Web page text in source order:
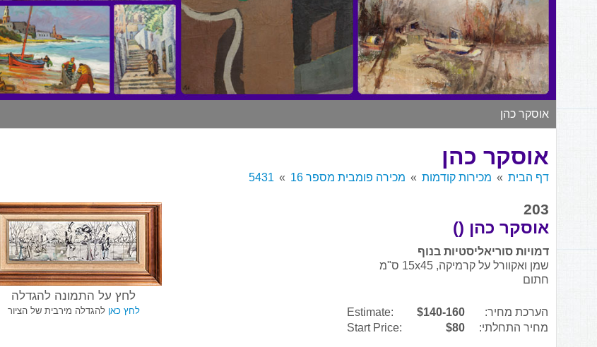
אוסקר כהן
אוסקר כהן
דף הבית מכירות קודמות מכירה פומבית מספר 16 5431
לחץ על התמונה להגדלה
לחץ כאן להגדלה מירבית של הציור
203
אוסקר כהן ()
דמויות סוריאליסטיות בנוף
שמן ואקוורל על קרמיקה, 15x45 ס"מ
חתום
הערכת מחיר: $140-160
Estimate:
מחיר התחלתי:
$80
Start Price: